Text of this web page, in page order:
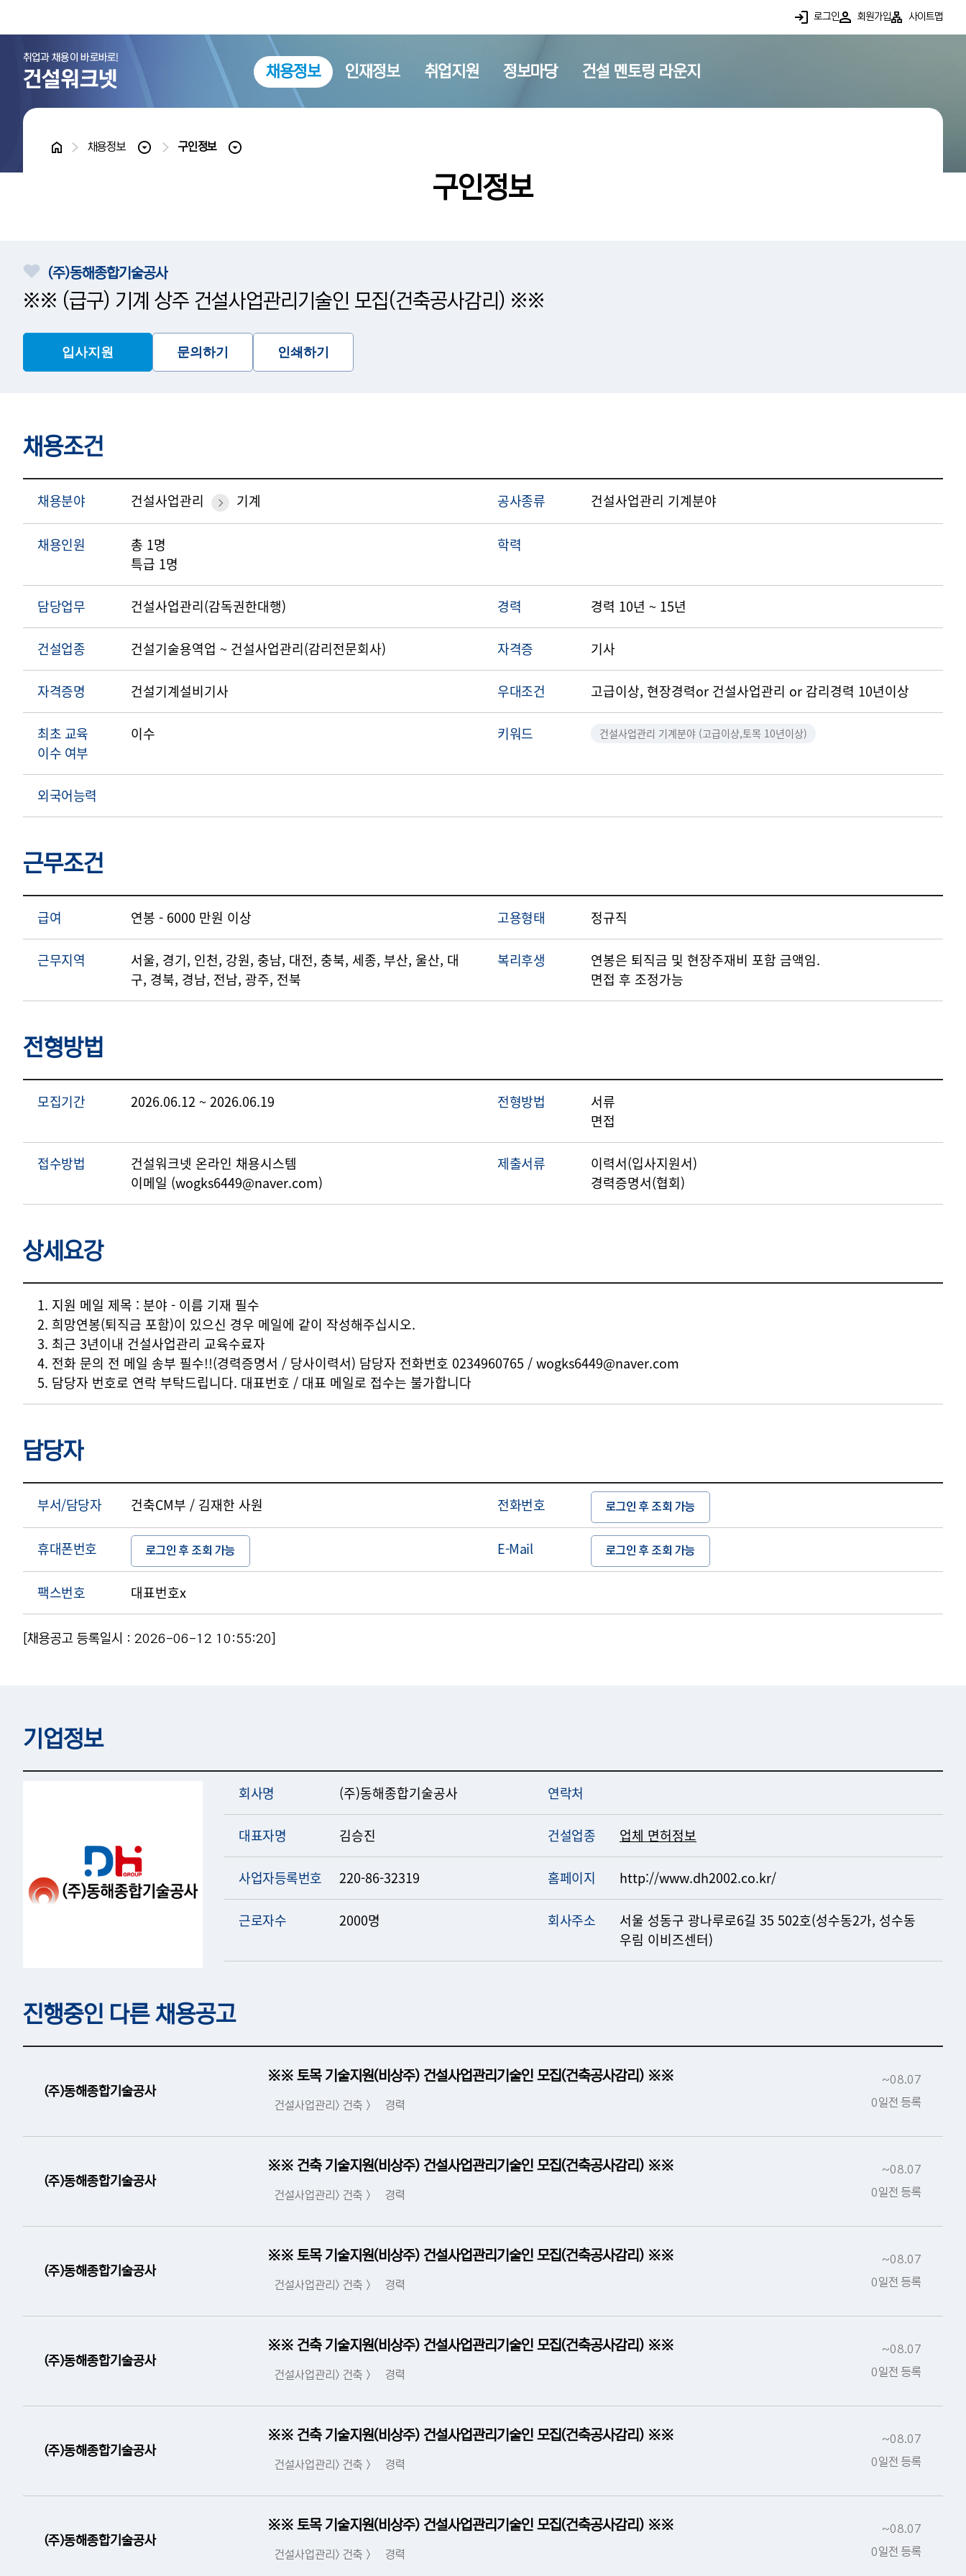
로그인 회원가입 사이트맵
채용정보 인재정보 취업지원 정보마당 건설 멘토링 라운지
홈 채용정보 구인정보
구인정보
(주)동해종합기술공사
※※ (급구) 기계 상주 건설사업관리기술인 모집(건축공사감리) ※※
입사지원 문의하기 인쇄하기
채용조건
채용분야 건설사업관리 기계 공사종류 건설사업관리 기계분야
채용인원
총 1명
특급 1명
학력
담당업무 건설사업관리(감독권한대행) 경력 경력 10년 ~ 15년
건설업종 건설기술용역업 ~ 건설사업관리(감리전문회사) 자격증 기사
자격증명 건설기계설비기사 우대조건 고급이상, 현장경력or 건설사업관리 or 감리경력 10년이상
최초 교육
이수 여부
이수 키워드 건설사업관리 기계분야 (고급이상,토목 10년이상)
외국어능력
근무조건
급여 연봉 - 6000 만원 이상 고용형태 정규직
근무지역
서울, 경기, 인천, 강원, 충남, 대전, 충북, 세종, 부산, 울산, 대
구, 경북, 경남, 전남, 광주, 전북
복리후생
연봉은 퇴직금 및 현장주재비 포함 금액임.
면접 후 조정가능
전형방법
모집기간 2026.06.12 ~ 2026.06.19 전형방법
서류
면접
접수방법
건설워크넷 온라인 채용시스템
이메일 (wogks6449@naver.com)
제출서류
이력서(입사지원서)
경력증명서(협회)
상세요강
상세요강
1. 지원 메일 제목 : 분야 - 이름 기재 필수
2. 희망연봉(퇴직금 포함)이 있으신 경우 메일에 같이 작성해주십시오.
3. 최근 3년이내 건설사업관리 교육수료자
4. 전화 문의 전 메일 송부 필수!!(경력증명서 / 당사이력서) 담당자 전화번호 0234960765 / wogks6449@naver.com
5. 담당자 번호로 연락 부탁드립니다. 대표번호 / 대표 메일로 접수는 불가합니다
담당자
부서/담당자 건축CM부 / 김재한 사원 전화번호 로그인 후 조회 가능
휴대폰번호 로그인 후 조회 가능 E-Mail 로그인 후 조회 가능
팩스번호 대표번호x
[채용공고 등록일시 : 2026-06-12 10:55:20]
기업정보
회사명 (주)동해종합기술공사 연락처
대표자명 김승진 건설업종 업체 면허정보
사업자등록번호 220-86-32319 홈페이지 http://www.dh2002.co.kr/
근로자수 2000명 회사주소
서울 성동구 광나루로6길 35 502호(성수동2가, 성수동
우림 이비즈센터)
진행중인 다른 채용공고
(주)동해종합기술공사
※※ 토목 기술지원(비상주) 건설사업관리기술인 모집(건축공사감리) ※※
건설사업관리> 건축 > 경력
~08.07
0일전 등록
(주)동해종합기술공사
※※ 건축 기술지원(비상주) 건설사업관리기술인 모집(건축공사감리) ※※
건설사업관리> 건축 > 경력
~08.07
0일전 등록
(주)동해종합기술공사
※※ 토목 기술지원(비상주) 건설사업관리기술인 모집(건축공사감리) ※※
건설사업관리> 건축 > 경력
~08.07
0일전 등록
(주)동해종합기술공사
※※ 건축 기술지원(비상주) 건설사업관리기술인 모집(건축공사감리) ※※
건설사업관리> 건축 > 경력
~08.07
0일전 등록
(주)동해종합기술공사
※※ 건축 기술지원(비상주) 건설사업관리기술인 모집(건축공사감리) ※※
건설사업관리> 건축 > 경력
~08.07
0일전 등록
(주)동해종합기술공사
※※ 토목 기술지원(비상주) 건설사업관리기술인 모집(건축공사감리) ※※
건설사업관리> 건축 > 경력
~08.07
0일전 등록